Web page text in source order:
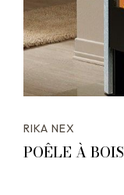
RIKA NEX
POÊLE À BOIS